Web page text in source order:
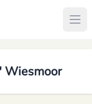
Wiesmoor